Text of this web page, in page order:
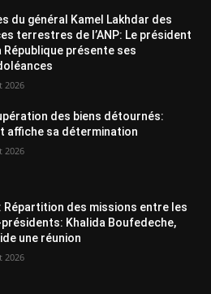
du général Kamel Lakhdar des
terrestres de l’ANP: Le président
République présente ses
2026
des biens détournés:
affiche sa détermination
2026
Répartition des missions entre les
Khalida Boufedeche,
une réunion
2026